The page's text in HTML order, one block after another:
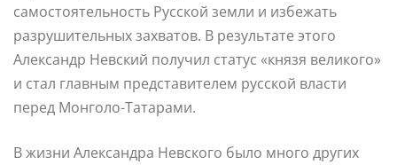
самостоятельность Русской земли и избежать
разрушительных захватов. В результате этого
Александр Невский получил статус «князя великого»
и стал главным представителем русской власти
перед Монголо-Татарами.
В жизни Александра Невского было много других